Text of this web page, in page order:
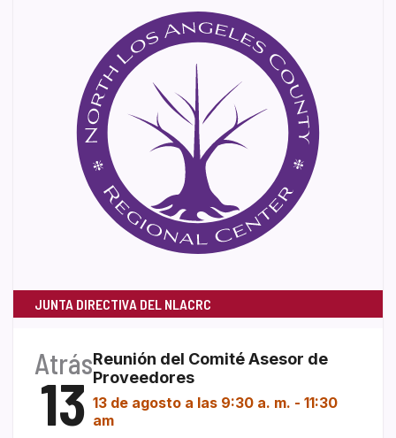
JUNTA DIRECTIVA DEL NLACRC
Atrás
13
Reunión del Comité Asesor de
Proveedores
13 de agosto a las 9:30 a. m. - 11:30
am